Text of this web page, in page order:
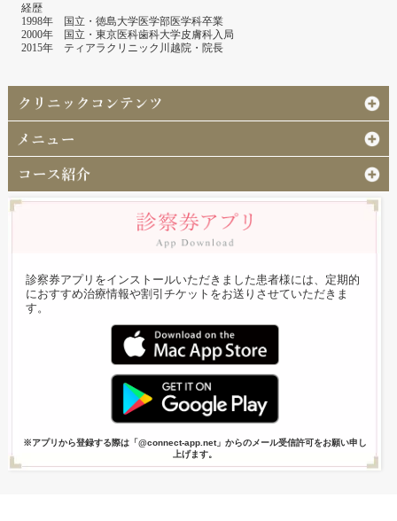
経歴
1998年 国立・徳島大学医学部医学科卒業
2000年 国立・東京医科歯科大学皮膚科入局
2015年 ティアラクリニック川越院・院長
診察券アプリをインストールいただきました患者様には、定期的
におすすめ治療情報や割引チケットをお送りさせていただきま
す。
※アプリから登録する際は「@connect-app.net」からのメール受信許可をお願い申し
上げます。